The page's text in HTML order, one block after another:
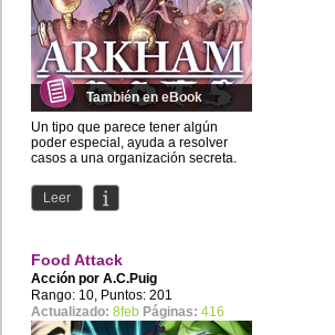
También en eBook
Un tipo que parece tener algún
poder especial, ayuda a resolver
casos a una organización secreta.
Misterios, fantasmas,...
Leer
Food Attack
Acción por A.C.Puig
Rango: 10, Puntos: 201
Actualizado: 8feb Páginas: 416